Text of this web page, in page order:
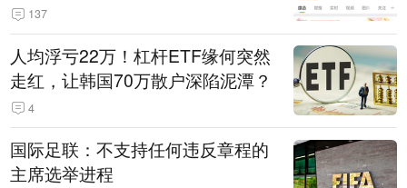
137
人均浮亏22万！杠杆ETF缘何突然
走红，让韩国70万散户深陷泥潭？
4
国际足联：不支持任何违反章程的
主席选举进程